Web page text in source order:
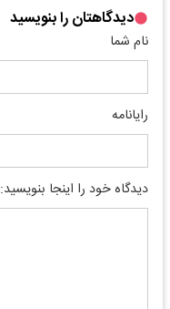
دیدگاهتان را بنویسید
نام شما
رایانامه
دیدگاه خود را اینجا بنویسید: